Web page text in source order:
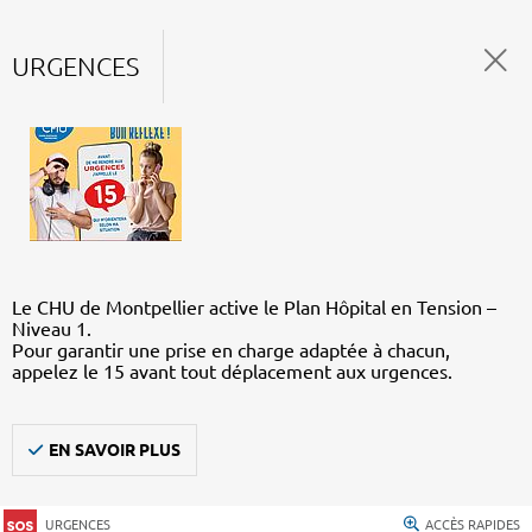
URGENCES
Le CHU de Montpellier active le Plan Hôpital en Tension –
Niveau 1.
Pour garantir une prise en charge adaptée à chacun,
appelez le 15 avant tout déplacement aux urgences.
EN SAVOIR PLUS
URGENCES ACCÈS RAPIDES